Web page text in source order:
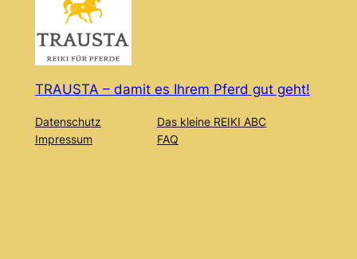
TRAUSTA – damit es Ihrem Pferd gut geht!
Datenschutz
Impressum
Das kleine REIKI ABC
FAQ